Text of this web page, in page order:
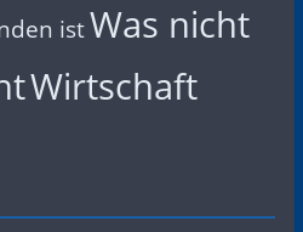
istWas nicht
Wirtschaft